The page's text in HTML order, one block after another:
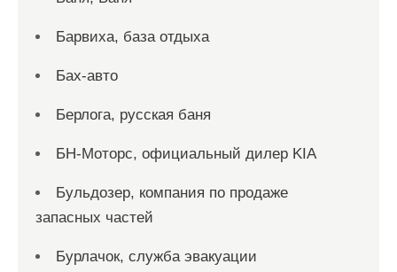
Барвиха, база отдыха
Бах-авто
Берлога, русская баня
БН-Моторс, официальный дилер KIA
Бульдозер, компания по продаже
запасных частей
Бурлачок, служба эвакуации